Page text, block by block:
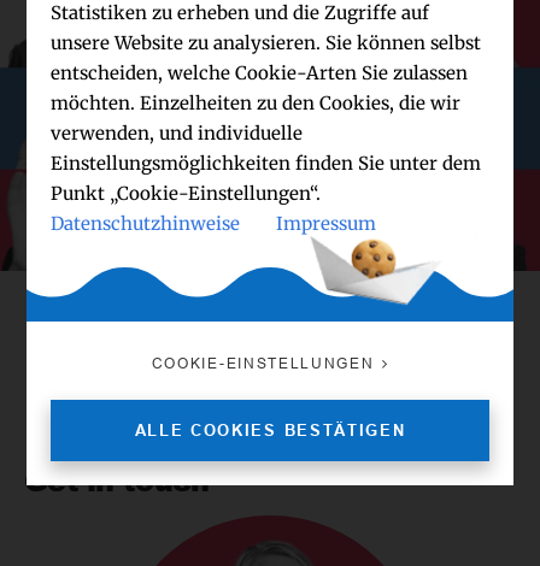
Get in touch
Statistiken zu erheben und die Zugriffe auf
unsere Website zu analysieren. Sie können selbst
entscheiden, welche Cookie-Arten Sie zulassen
möchten. Einzelheiten zu den Cookies, die wir
verwenden, und individuelle
Einstellungsmöglichkeiten finden Sie unter dem
Punkt „Cookie-Einstellungen“.
Datenschutzhinweise
Impressum
COOKIE-EINSTELLUNGEN
ALLE COOKIES BESTÄTIGEN